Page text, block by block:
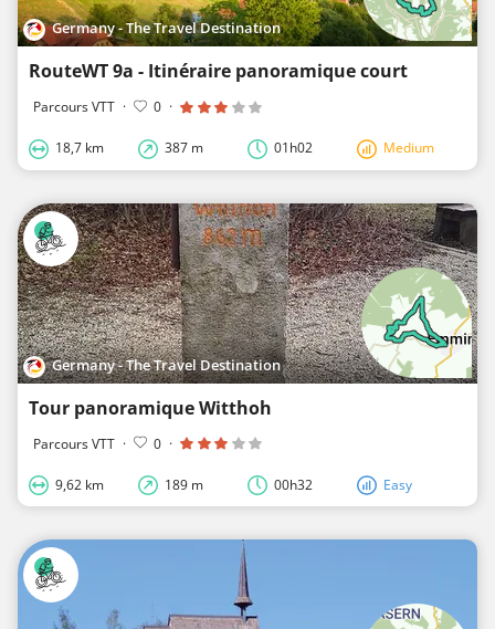
Germany - The Travel Destination
RouteWT 9a - Itinéraire panoramique court
Parcours VTT · 0 ·
18,7 km 387 m 01h02 Medium
Germany - The Travel Destination
Tour panoramique Witthoh
Parcours VTT · 0 ·
9,62 km 189 m 00h32 Easy